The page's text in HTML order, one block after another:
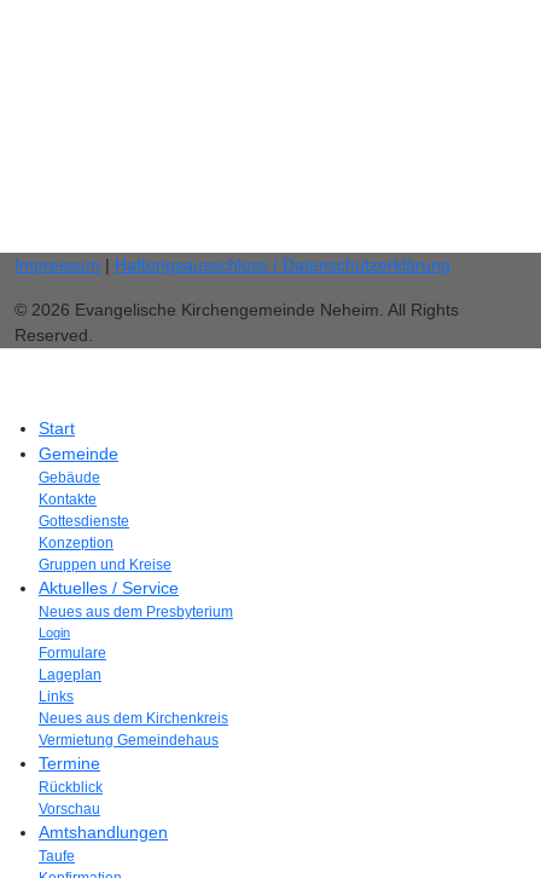
Impressum | Haftungsausschluss / Datenschutzerklärung
© 2026 Evangelische Kirchengemeinde Neheim. All Rights
Reserved.
Start
Gemeinde
Gebäude
Kontakte
Gottesdienste
Konzeption
Gruppen und Kreise
Aktuelles / Service
Neues aus dem Presbyterium
Login
Formulare
Lageplan
Links
Neues aus dem Kirchenkreis
Vermietung Gemeindehaus
Termine
Rückblick
Vorschau
Amtshandlungen
Taufe